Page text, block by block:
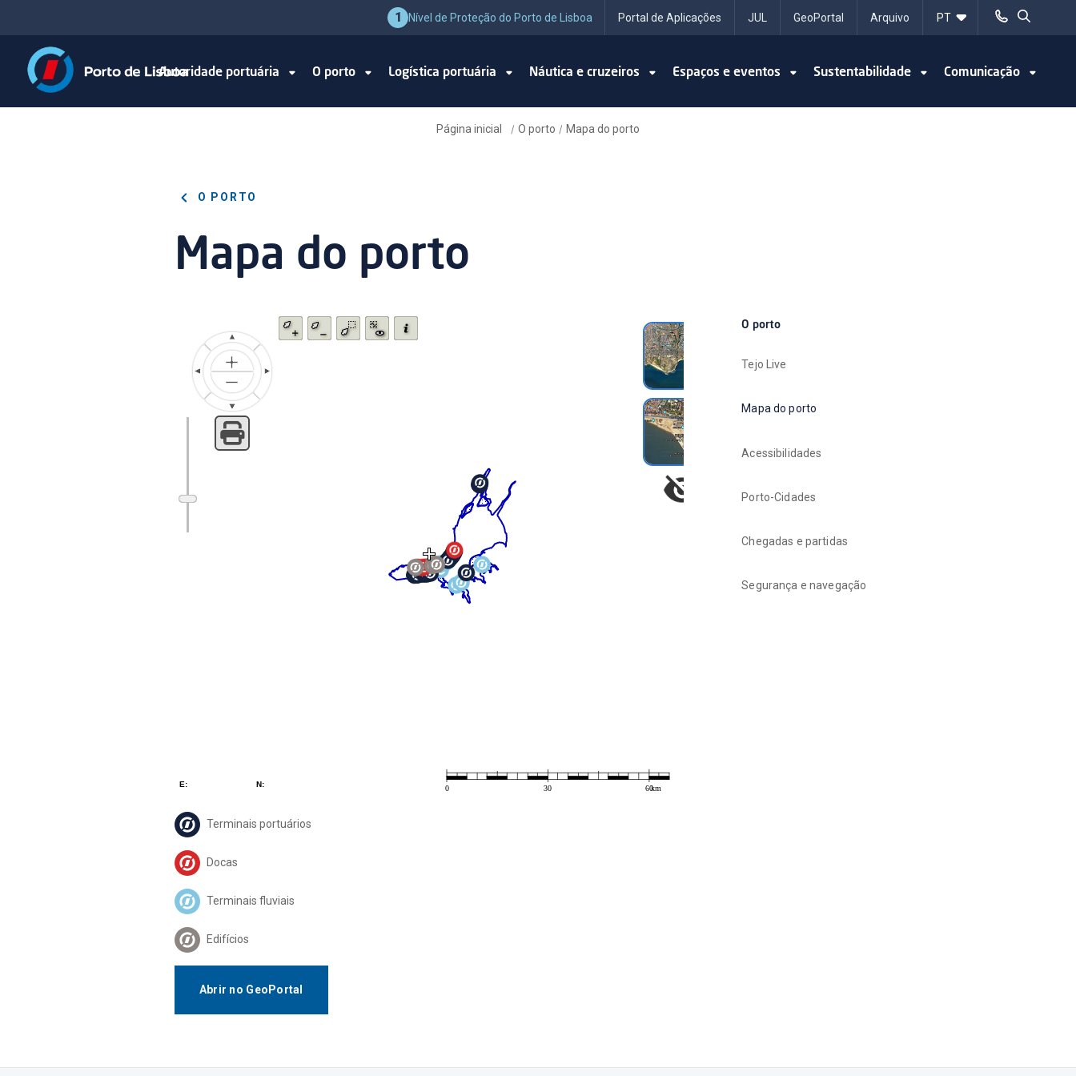
1 Nível de Proteção do Porto de Lisboa Portal de Aplicações JUL GeoPortal Arquivo
Autoridade portuária O porto Logística portuária Náutica e cruzeiros Espaços e eventos Sustentabilidade Comunicação
Página inicial / O porto / Mapa do porto
O PORTO
Mapa do porto
Terminais portuários
Docas
Terminais fluviais
Edifícios
Abrir no GeoPortal
O porto
Tejo Live
Mapa do porto
Acessibilidades
Porto-Cidades
Chegadas e partidas
Segurança e navegação